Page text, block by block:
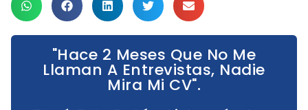
"Hace 2 Meses Que No Me
Llaman A Entrevistas, Nadie
Mira Mi CV".